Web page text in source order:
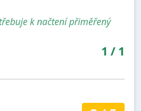
k načtení přiměřený
1 / 1